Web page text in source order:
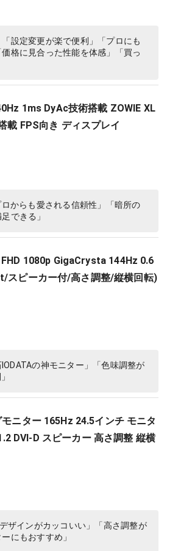
設定変更が楽で便利」「プロにも
格に見合った性能を体感」「買っ
1ms DyAc技術搭載 ZOWIE XL
載 FPS向き ディスプレイ
からも愛される信頼性」「暗所の
できる」
1080p GigaCrysta 144Hz 0.6
ピーカー付/高さ調整/縦横回転)
の神モニター」「色味調整が
ニター 165Hz 24.5インチ モニタ
DVI-D スピーカー 高さ調整 縦横
ザインがカッコいい」「高さ調整が
にもおすすめ」